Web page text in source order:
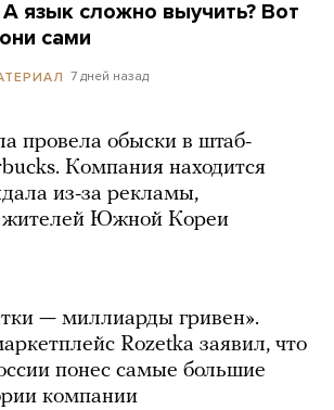
язык сложно выучить? Вот
сами
7 дней назад
провела обыски в штаб-
Компания находится
из-за рекламы,
жителей Южной Кореи
— миллиарды гривен».
Rozetka заявил, что
понес самые большие
компании